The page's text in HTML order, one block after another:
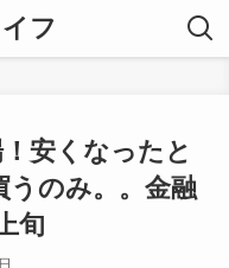
フ
安くなったと
うのみ。。金融
旬